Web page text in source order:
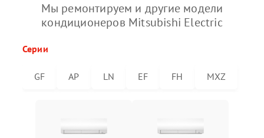
Мы ремонтируем и другие модели
кондиционеров Mitsubishi Electric
Серии
GF AP LN EF FH MXZ